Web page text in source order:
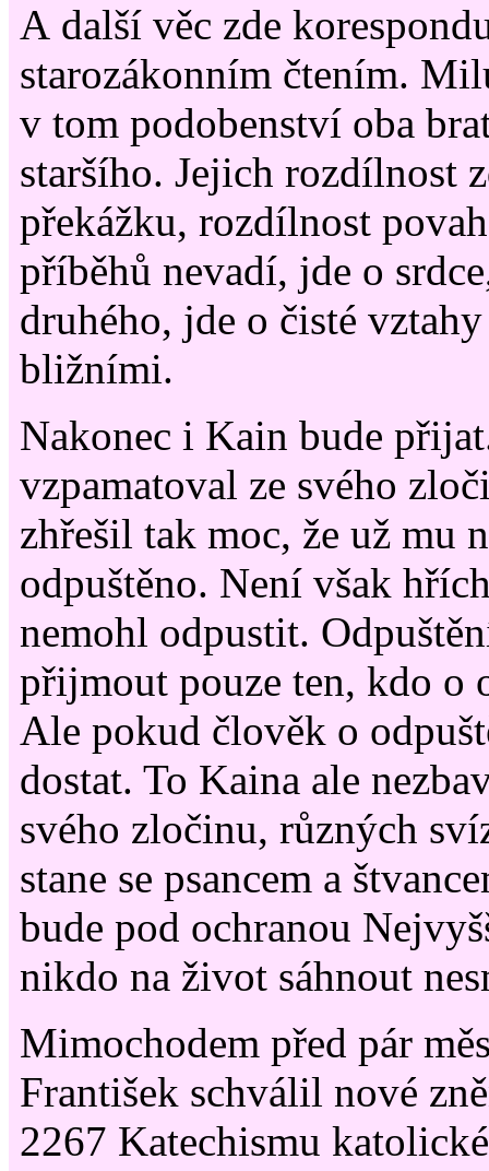
A další věc zde
starozákonním čtením.
v tom podobenství oba
staršího. Jejich rozdílnost
překážku, rozdílnost
příběhů nevadí, jde o
druhého, jde o čisté
bližními.
Nakonec i Kain bude
vzpamatoval ze svého
zhřešil tak moc, že už mu
odpuštěno. Není však
nemohl odpustit.
přijmout pouze ten, kdo o
Ale pokud člověk o
dostat. To Kaina ale
svého zločinu, různých
stane se psancem a
bude pod ochranou
nikdo na život sáhnout
Mimochodem před pár
František schválil nové
2267 Katechismu